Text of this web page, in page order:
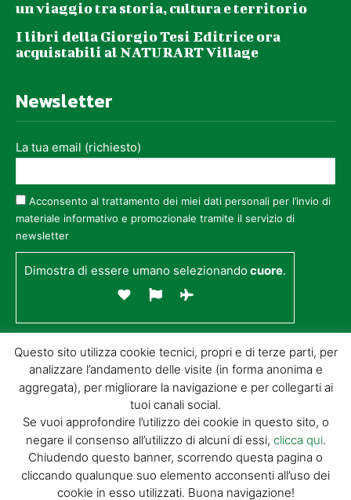
un viaggio tra storia, cultura e territorio
I libri della Giorgio Tesi Editrice ora
acquistabili al NATURART Village
Newsletter
La tua email (richiesto)
Acconsento al trattamento dei miei dati personali per l’invio di
materiale informativo e promozionale tramite il servizio di
newsletter
Dimostra di essere umano selezionandocuore.
© GIORGIO TESI EDITRICE S.R.L. | P.IVA
01732650476 | VIA DI BADIA 14 – 51100 LOC.
BOTTEGONE (PISTOIA) |POWERED BY
ALLYMIND
Questo sito utilizza cookie tecnici, propri e di terze parti, per
analizzare l’andamento delle visite (in forma anonima e
aggregata), per migliorare la navigazione e per collegarti ai
tuoi canali social.
Se vuoi approfondire l’utilizzo dei cookie in questo sito, o
negare il consenso all’utilizzo di alcuni di essi, clicca qui.
Chiudendo questo banner, scorrendo questa pagina o
cliccando qualunque suo elemento acconsenti all’uso dei
cookie in esso utilizzati. Buona navigazione!